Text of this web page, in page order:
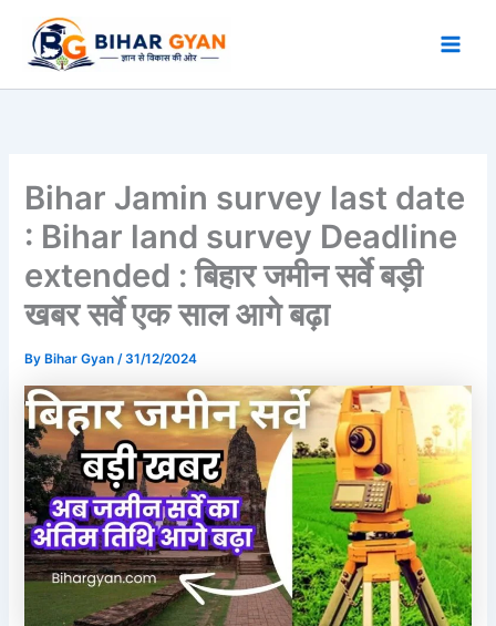
content
Bihar Jamin survey last date
: Bihar land survey Deadline
extended : बिहार जमीन सर्वे बड़ी
खबर सर्वे एक साल आगे बढ़ा
By Bihar Gyan/31/12/2024